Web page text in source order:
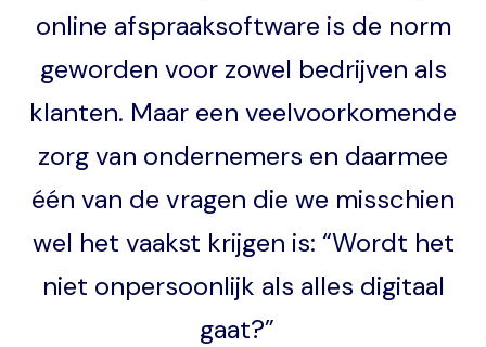
online afspraaksoftware is de norm
geworden voor zowel bedrijven als
klanten. Maar een veelvoorkomende
zorg van ondernemers en daarmee
één van de vragen die we misschien
wel het vaakst krijgen is: “Wordt het
niet onpersoonlijk als alles digitaal
gaat?”